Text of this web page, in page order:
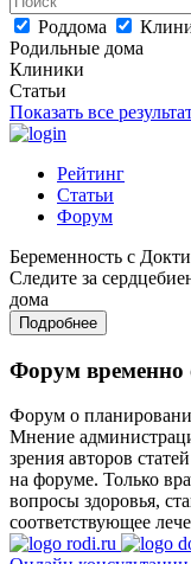
Роддома
Родильные дома
Клиники
Статьи
Показать все
Рейтинг
Статьи
Форум
Беременность с
Следите за
дома
Подробнее
Форум временно
Форум о
Мнение
зрения авторов
на форуме. Только
вопросы здоровья,
соответствующее